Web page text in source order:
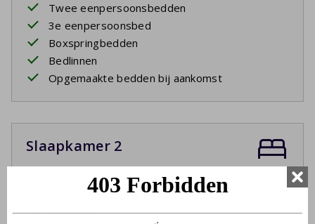
Twee eenpersoonsbedden
3e eenpersoonsbed
Boxspringbedden
Bedlinnen
Opgemaakte bedden bij aankomst
Slaapkamer 2
Tweepersoonsbed
Boxspringbedden
Bedlinnen